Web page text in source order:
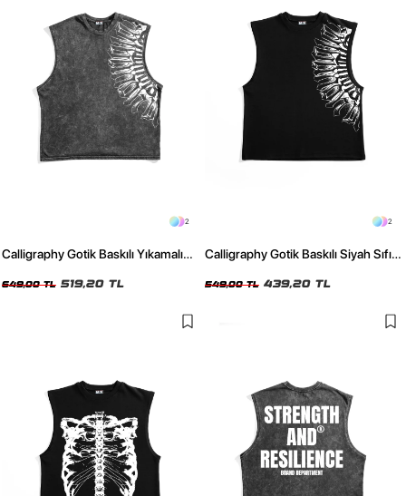
2
Calligraphy Gotik Baskılı Yıkamalı
649,00 TL 519,20 TL
2
Calligraphy Gotik Baskılı Siyah Sıfır
549,00 TL 439,20 TL